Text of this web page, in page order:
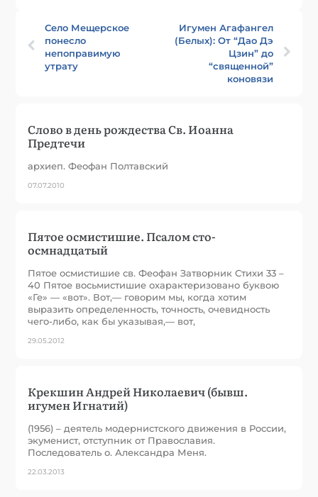
Село Мещерское
понесло
непоправимую
утрату
Игумен Агафангел
(Белых): От “Дао Дэ
Цзин” до
“священной”
коновязи
Слово в день рождества Св. Иоанна
Предтечи
архиеп. Феофан Полтавский
07.07.2010
Пятое осмистишие. Псалом сто-
осмнадцатый
Пятое осмистишие св. Феофан Затворник Стихи 33 –
40 Пятое восьмистишие охарактеризовано буквою
«Ге» — «вот». Вот,— говорим мы, когда хотим
выразить определенность, точность, очевидность
чего-либо, как бы указывая,— вот,
29.05.2012
Крекшин Андрей Николаевич (бывш.
игумен Игнатий)
(1956) – деятель модернистского движения в России,
экуменист, отступник от Православия.
Последователь о. Александра Меня.
22.03.2013